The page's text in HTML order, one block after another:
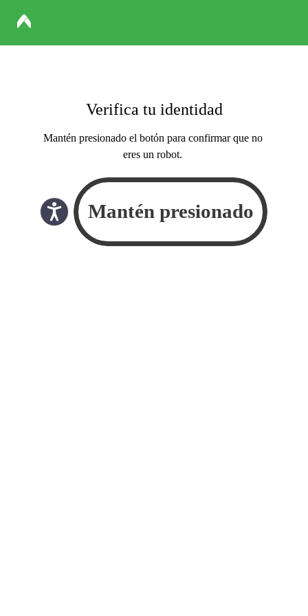
Verifica tu identidad
Mantén presionado el botón para confirmar que no
eres un robot.